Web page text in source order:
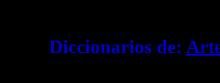
Diccionarios de: